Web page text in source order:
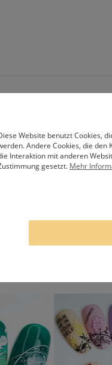
Du erhälst eine
Website benutzt Cookies,
Andere Cookies, die
Interaktion mit anderen
gesetzt. Mehr